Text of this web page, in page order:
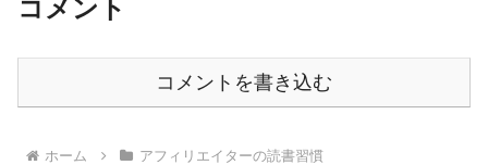
コメント
コメントを書き込む
ホーム アフィリエイターの読書習慣